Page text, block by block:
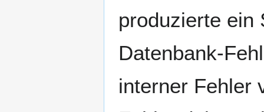
produzierte ein
Datenbank-
interner Fehler